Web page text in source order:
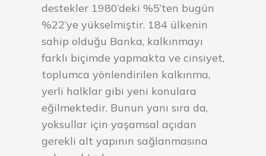
destekler 1980’deki %5’ten bugün
%22’ye yükselmiştir. 184 ülkenin
sahip olduğu Banka, kalkınmayı
farklı biçimde yapmakta ve cinsiyet,
toplumca yönlendirilen kalkınma,
yerli halklar gibi yeni konulara
eğilmektedir. Bunun yanı sıra da,
yoksullar için yaşamsal açıdan
gerekli alt yapının sağlanmasına